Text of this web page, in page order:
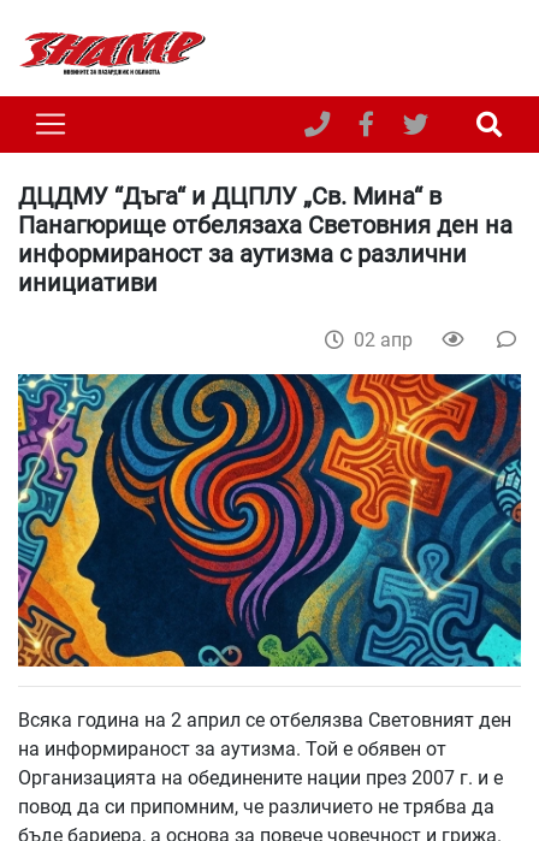
ДЦДМУ “Дъга“ и ДЦПЛУ „Св. Мина“ в
Панагюрище отбелязаха Световния ден на
информираност за аутизма с различни
инициативи
02 апр
Всяка година на 2 април се отбелязва Световният ден
на информираност за аутизма. Той е обявен от
Организацията на обединените нации през 2007 г. и е
повод да си припомним, че различието не трябва да
бъде бариера, а основа за повече човечност и грижа.